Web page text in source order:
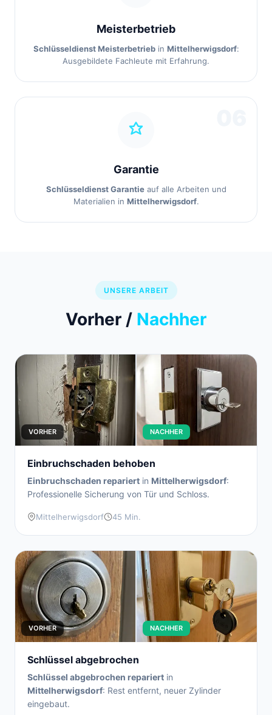
Meisterbetrieb
Schlüsseldienst Meisterbetriebin Mittelherwigsdorf:
Ausgebildete Fachleute mit Erfahrung.
Garantie
Schlüsseldienst Garantieauf alle Arbeiten und
Materialien in Mittelherwigsdorf.
UNSERE ARBEIT
Vorher / Nachher
VORHER NACHHER
Einbruchschaden behoben
Einbruchschaden repariert in Mittelherwigsdorf:
Professionelle Sicherung von Tür und Schloss.
Mittelherwigsdorf 45 Min.
VORHER NACHHER
Schlüssel abgebrochen
Schlüssel abgebrochen repariert in
Mittelherwigsdorf: Rest entfernt, neuer Zylinder
eingebaut.